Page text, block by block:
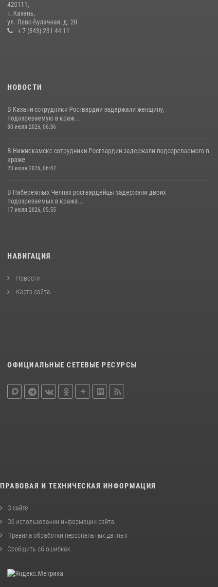
праздничное богослужение
28 июля 2026, 09:38 4
420111,
г. Казань,
ул. Лево-Булачная, д. 20
+ 7 (843) 231-44-11
НОВОСТИ
В Казани сотрудники Росгвардии задержали женщину,
подозреваемую в краж...
30 июля 2026, 06:36
В Нижнекамске сотрудники Росгвардии задержали подозреваемого в
краже
23 июля 2026, 06:47
В Набережных Челнах росгвардейцы задержали двоих
подозреваемых в кража...
17 июля 2026, 05:55
НАВИГАЦИЯ
Новости
Карта сайта
ОФИЦИАЛЬНЫЕ СЕТЕВЫЕ РЕСУРСЫ
ПРАВОВАЯ И ТЕХНИЧЕСКАЯ ИНФОРМАЦИЯ
О сайте
Об использовании информации сайта
Правила обработки персональных данных
Сообщить об ошибках